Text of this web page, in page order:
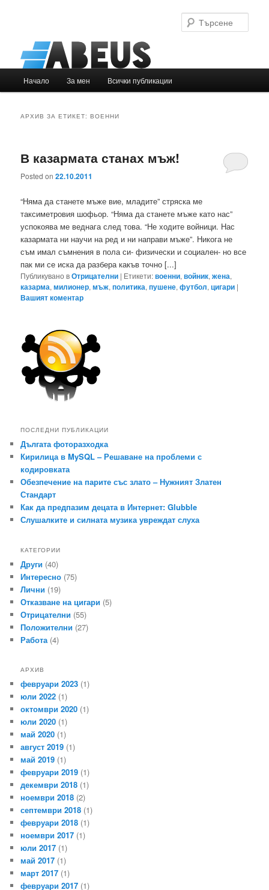
Към
Към
Начало За мен Всички публикации
АРХИВ ЗА ЕТИКЕТ:ВОЕННИ
В казармата станах мъж!
Posted on22.10.2011
“Няма да станете мъже вие, младите” стряска ме
таксиметровия шофьор. “Няма да станете мъже като нас”
успокоява ме веднага след това. “Не ходите войници. Нас
казармата ни научи на ред и ни направи мъже”. Никога не
съм имал съмнения в пола си- физически и социален- но все
пак ми се иска да разбера какъв точно [...]
Публикувано вОтрицателни | Етикети:военни,войник,жена,
казарма,милионер,мъж,политика,пушене,футбол,цигари |
Вашият коментар
ПОСЛЕДНИ ПУБЛИКАЦИИ
Дългата фоторазходка
Кирилица в MySQL – Решаване на проблеми с
кодировката
Обезпечение на парите със злато – Нужният Златен
Стандарт
Как да предпазим децата в Интернет: Glubble
Слушалките и силната музика увреждат слуха
КАТЕГОРИИ
Други (40)
Интересно (75)
Лични (19)
Отказване на цигари (5)
Отрицателни (55)
Положителни (27)
Работа (4)
АРХИВ
февруари 2023 (1)
юли 2022 (1)
октомври 2020 (1)
юли 2020 (1)
май 2020 (1)
август 2019 (1)
май 2019 (1)
февруари 2019 (1)
декември 2018 (1)
ноември 2018 (2)
септември 2018 (1)
февруари 2018 (1)
ноември 2017 (1)
юли 2017 (1)
май 2017 (1)
март 2017 (1)
февруари 2017 (1)